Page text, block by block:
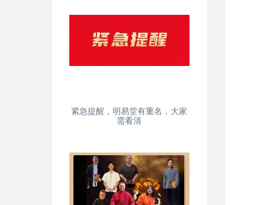
紧急提醒，明易堂有重名，大家
需看清